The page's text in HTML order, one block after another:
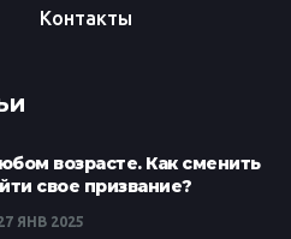
Контакты
возрасте. Как сменить
свое призвание?
ЯНВ 2025